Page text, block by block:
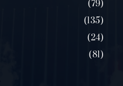
79
135
24
81